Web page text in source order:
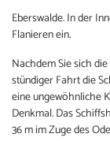
Eberswalde. In der
Flanieren ein.
Nachdem Sie sich
stündiger Fahrt die
eine ungewöhnliche
Denkmal. Das
36 m im Zuge des